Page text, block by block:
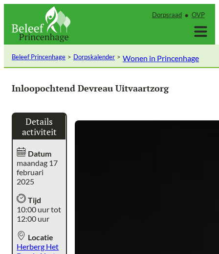
inhoud
Dorpsraad OVP
Beleef Princenhage Dorpskalender Wonen in Princenhage
Inloopochtend Devreau Uitvaartzorg
Details
activiteit
Datum
maandag 17
februari
2025
Tijd
10:00 uur tot
12:00 uur
Locatie
Herberg Het